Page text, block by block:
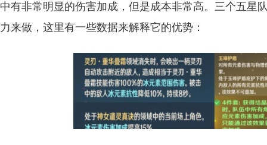
中有非常明显的伤害加成，但是成本非常高。三个五星
力来做，这里有一些数据来解释它的优势：